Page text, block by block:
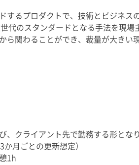
するプロダクトで、技術とビジネス
代のスタンダードとなる手法を現場
ら関わることができ、裁量が大きい
アント先で勤務する形となり
月ごとの更新想定）
1h